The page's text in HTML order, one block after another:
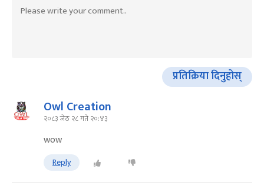
प्रतिक्रिया दिनुहोस्
Owl Creation
२०८३ जेठ २८ गते २०:४३
wow
Reply